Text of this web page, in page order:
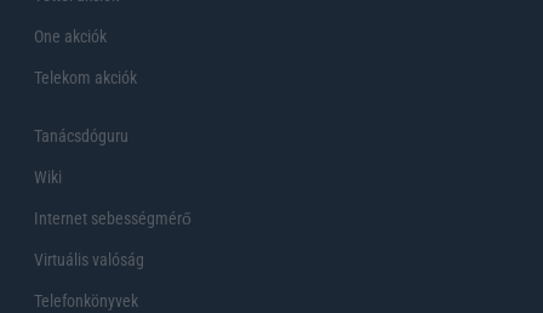
One akciók
Telekom akciók
Tanácsdóguru
Wiki
Internet sebességmérő
Virtuális valóság
Telefonkönyvek